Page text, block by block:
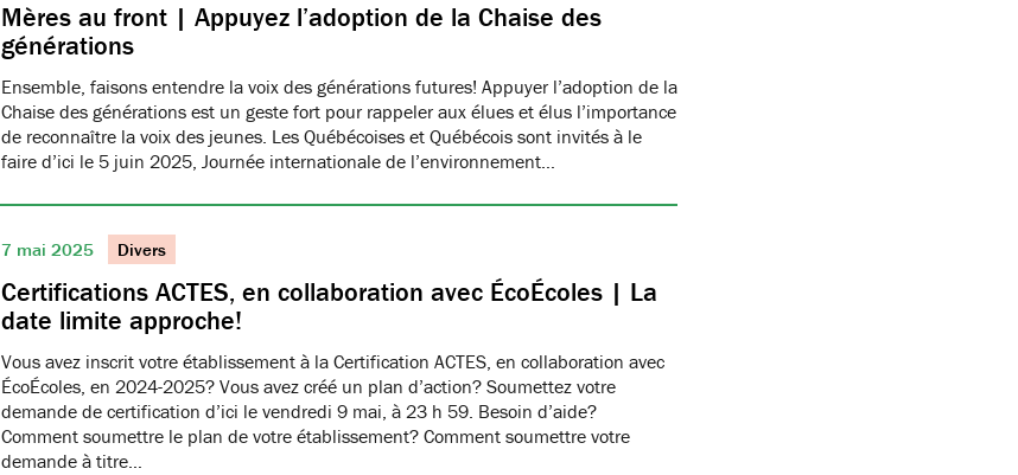
Mères au front | Appuyez l’adoption de la Chaise des
générations
Ensemble, faisons entendre la voix des générations futures! Appuyer l’adoption de la
Chaise des générations est un geste fort pour rappeler aux élues et élus l’importance
de reconnaître la voix des jeunes. Les Québécoises et Québécois sont invités à le
faire d’ici le 5 juin 2025, Journée internationale de l’environnement…
7 mai 2025 Divers
Certifications ACTES, en collaboration avec ÉcoÉcoles | La
date limite approche!
Vous avez inscrit votre établissement à la Certification ACTES, en collaboration avec
ÉcoÉcoles, en 2024-2025? Vous avez créé un plan d’action? Soumettez votre
demande de certification d’ici le vendredi 9 mai, à 23 h 59. Besoin d’aide?
Comment soumettre le plan de votre établissement? Comment soumettre votre
demande à titre…